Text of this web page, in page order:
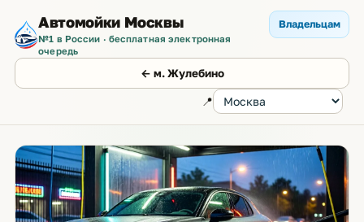
Автомойки Москвы
№1 в России · бесплатная электронная
очередь
← м. Жулебино
📍
Владельцам